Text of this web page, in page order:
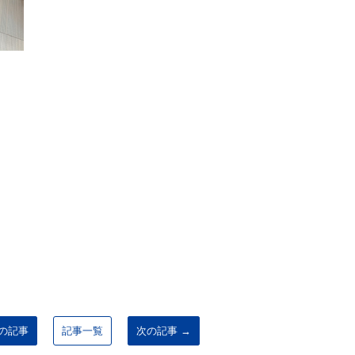
記事 記事一覧 次の記事 →